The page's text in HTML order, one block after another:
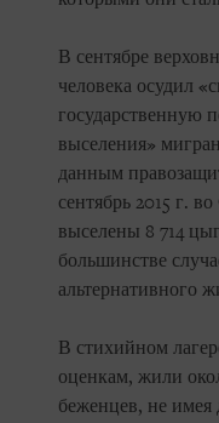
В сентябре
человека осудил
государственную
выселения»
данным
сентябрь 2015 г.
выселены 8 714
большинстве
альтернативного
В стихийном
оценкам, жили
беженцев, не имея